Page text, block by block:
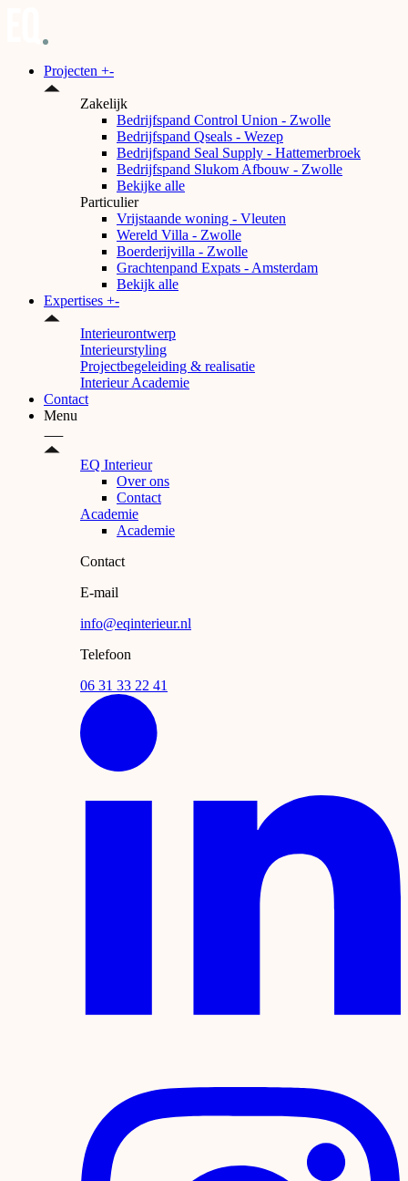
Projecten +-
Zakelijk
Bedrijfspand Control Union - Zwolle
Bedrijfspand Qseals - Wezep
Bedrijfspand Seal Supply - Hattemerbroek
Bedrijfspand Slukom Afbouw - Zwolle
Bekijke alle
Particulier
Vrijstaande woning - Vleuten
Wereld Villa - Zwolle
Boerderijvilla - Zwolle
Grachtenpand Expats - Amsterdam
Bekijk alle
Expertises +-
Interieurontwerp
Interieurstyling
Projectbegeleiding & realisatie
Interieur Academie
Contact
Menu
EQ Interieur
Over ons
Contact
Academie
Academie
Contact
E-mail
info@eqinterieur.nl
Telefoon
06 31 33 22 41